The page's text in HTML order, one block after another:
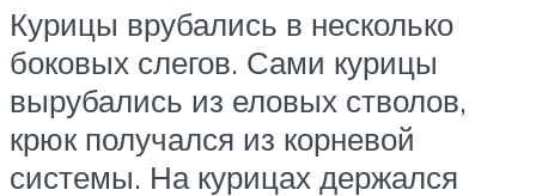
Курицы врубались в несколько
боковых слегов. Сами курицы
вырубались из еловых стволов,
крюк получался из корневой
системы. На курицах держался